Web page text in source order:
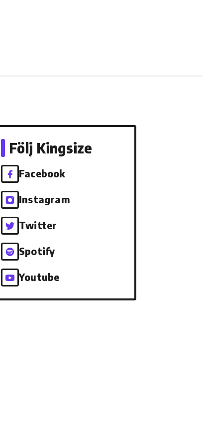
Följ Kingsize
Facebook
Instagram
Twitter
Spotify
Youtube